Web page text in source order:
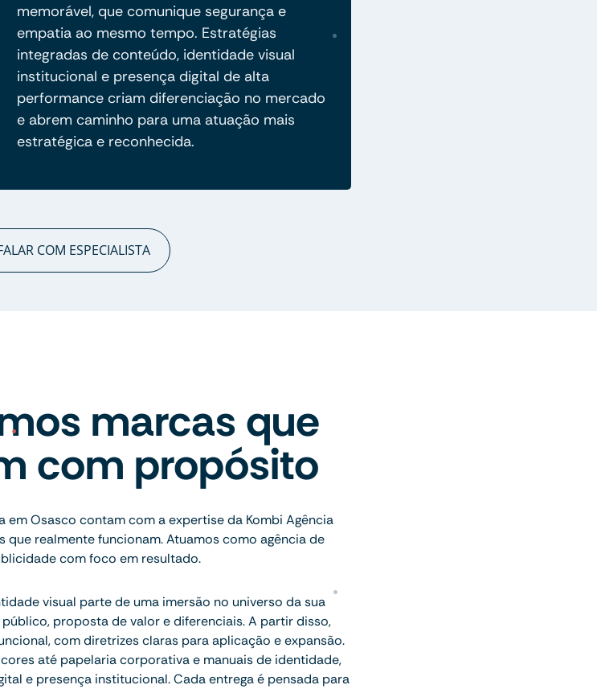
memorável, que comunique segurança e
empatia ao mesmo tempo. Estratégias
integradas de conteúdo, identidade visual
institucional e presença digital de alta
performance criam diferenciação no mercado
e abrem caminho para uma atuação mais
estratégica e reconhecida.
COM ESPECIALISTA
marcas que
com propósito
em Osasco contam com a expertise da Kombi Agência
que realmente funcionam. Atuamos como agência de
com foco em resultado.
visual parte de uma imersão no universo da sua
proposta de valor e diferenciais. A partir disso,
com diretrizes claras para aplicação e expansão.
até papelaria corporativa e manuais de identidade,
e presença institucional. Cada entrega é pensada para